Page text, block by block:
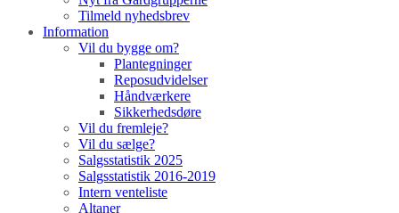
Tilmeld nyhedsbrev
Information
Vil du bygge om?
Plantegninger
Reposudvidelser
Håndværkere
Sikkerhedsdøre
Vil du fremleje?
Vil du sælge?
Salgsstatistik 2025
Salgsstatistik 2016-2019
Intern venteliste
Altaner